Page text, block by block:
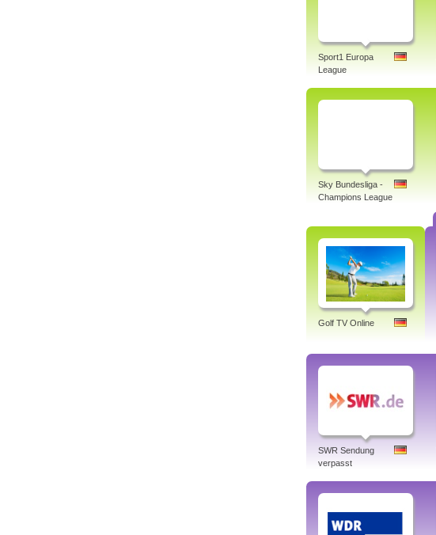
Sport1 Europa
League
Sky Bundesliga -
Champions League
Golf TV Online
SWR Sendung
verpasst